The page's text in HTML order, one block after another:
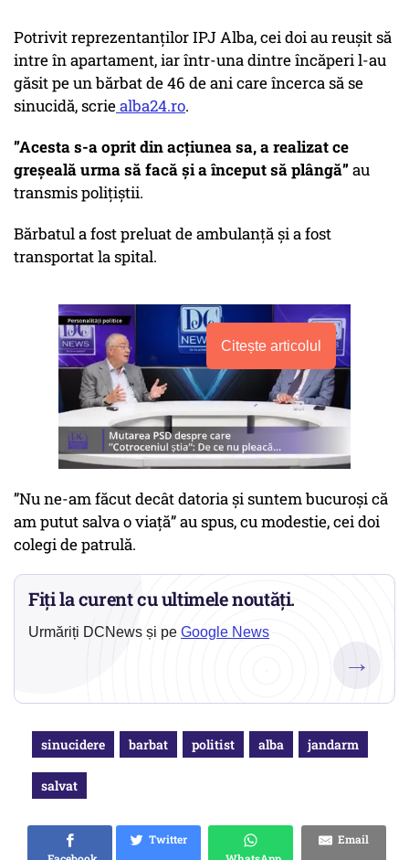
Potrivit reprezentanților IPJ Alba, cei doi au reușit să
intre în apartament, iar într-una dintre încăperi l-au
găsit pe un bărbat de 46 de ani care încerca să se
sinucidă, scriealba24.ro.
”Acesta s-a oprit din acțiunea sa, a realizat ce
greșeală urma să facă și a început să plângă”au
transmis polițiștii.
Bărbatul a fost preluat de ambulanță și a fost
transportat la spital.
Citește articolul
”Nu ne-am făcut decât datoria și suntem bucuroși că
am putut salva o viață” au spus, cu modestie, cei doi
colegi de patrulă.
Fiți la curent cu ultimele noutăți.
Urmăriți DCNews și pe Google News
→
sinucidere barbat politist alba jandarm
salvat
Twitter
Email